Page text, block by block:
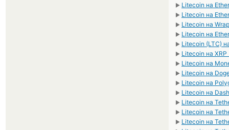
► Litecoin на
► Litecoin на
► Litecoin на
► Litecoin на
► Litecoin (LTC)
► Litecoin на XRP
► Litecoin на
► Litecoin на
► Litecoin на
► Litecoin на
► Litecoin на
► Litecoin на
► Litecoin на